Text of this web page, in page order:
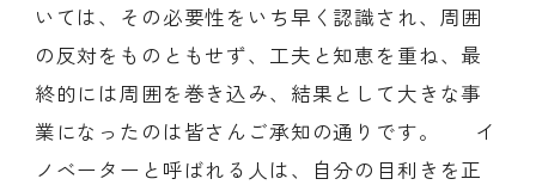
いては、その必要性をいち早く認識され、周囲
の反対をものともせず、工夫と知恵を重ね、最
終的には周囲を巻き込み、結果として大きな事
業になったのは皆さんご承知の通りです。 イ
ノベーターと呼ばれる人は、自分の目利きを正